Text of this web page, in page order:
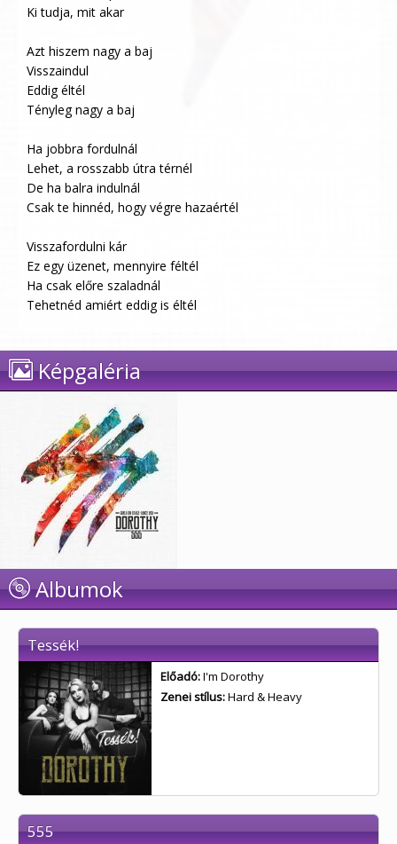
Ki tudja, mit akar
Azt hiszem nagy a baj
Visszaindul
Eddig éltél
Tényleg nagy a baj
Ha jobbra fordulnál
Lehet, a rosszabb útra térnél
De ha balra indulnál
Csak te hinnéd, hogy végre hazaértél
Visszafordulni kár
Ez egy üzenet, mennyire féltél
Ha csak előre szaladnál
Tehetnéd amiért eddig is éltél
Képgaléria
Albumok
Tessék!
Előadó:I'm Dorothy
Zenei stílus:Hard & Heavy
555